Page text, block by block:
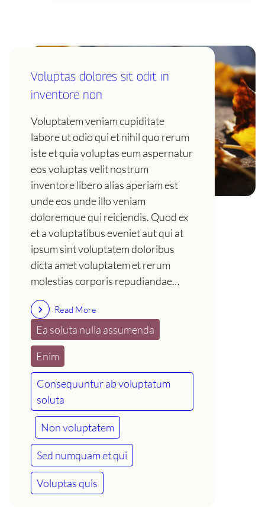
Voluptas dolores sit odit in
inventore non
Voluptatem veniam cupiditate
labore ut odio qui et nihil quo rerum
iste et quia voluptas eum aspernatur
eos voluptas velit nostrum
inventore libero alias aperiam est
unde eos unde illo veniam
doloremque qui reiciendis. Quod ex
et a voluptatibus eveniet aut qui at
ipsum sint voluptatem doloribus
dicta amet voluptatem et rerum
molestias corporis repudiandae…
Read More
Ea soluta nulla assumenda
Enim
Consequuntur ab voluptatum
soluta
Non voluptatem
Sed numquam et qui
Voluptas quis